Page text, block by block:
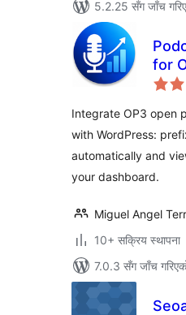
5.2.25 सँग जाँच
for
Integrate OP3 open
with WordPress:
automatically and
your dashboard.
Miguel Angel
10+ सक्रिय स्थापना
7.0.3 सँग जाँच